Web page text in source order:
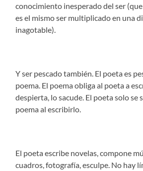
conocimiento inesperado del ser
es el mismo ser multiplicado en una
inagotable).
Y ser pescado también. El poeta es
poema. El poema obliga al poeta a
despierta, lo sacude. El poeta solo se
poema al escribirlo.
El poeta escribe novelas, compone
cuadros, fotografía, esculpe. No hay